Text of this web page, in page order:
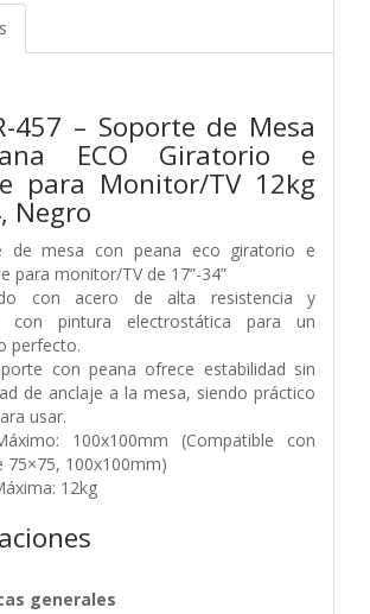
457 – Soporte de Mesa
ECO Giratorio e
para Monitor/TV 12kg
Negro
de mesa con peana eco giratorio e
para monitor/TV de 17”-34”
con acero de alta resistencia y
con pintura electrostática para un
perfecto.
con peana ofrece estabilidad sin
de anclaje a la mesa, siendo práctico
usar.
100x100mm (Compatible con
75×75, 100x100mm)
12kg
generales